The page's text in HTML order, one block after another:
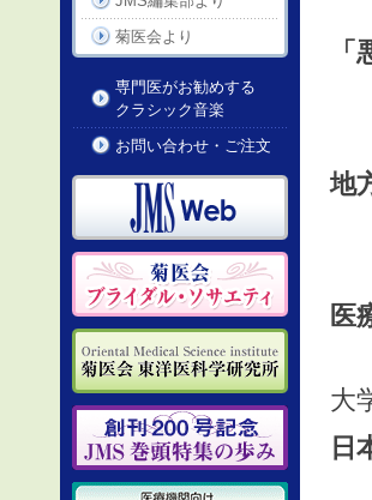
菊医会より
専門医がお勧めする
クラシック音楽
お問い合わせ・ご注文
―
地
医
大
日